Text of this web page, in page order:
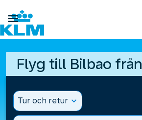

Flyg till Bilbao från
Tur och retur expand_more